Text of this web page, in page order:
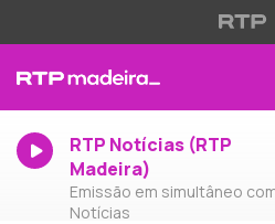
RTP Notícias (RTP
Madeira)
Emissão em simultâneo
Notícias